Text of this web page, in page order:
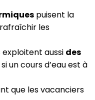
puisent la
les
aussi des
si un cours d’eau est à
que les vacanciers